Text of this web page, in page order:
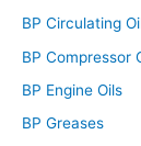
BP Circulating
BP Compressor
BP Engine Oils
BP Greases